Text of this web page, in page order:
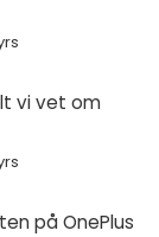
vi vet om
på OnePlus